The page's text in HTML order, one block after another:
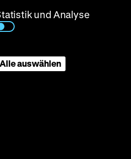
410’
keine
Statt
und Analyse
Alle auswählen